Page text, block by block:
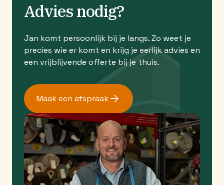
Advies nodig?
Jan komt persoonlijk bij je langs. Zo weet je
precies wie er komt en krijg je eerlijk advies en
een vrijblijvende offerte bij je thuis.
Maak een afspraak